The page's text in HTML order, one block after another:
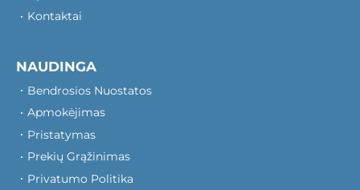
Kontaktai
NAUDINGA
Bendrosios Nuostatos
Apmokėjimas
Pristatymas
Prekių Grąžinimas
Privatumo Politika